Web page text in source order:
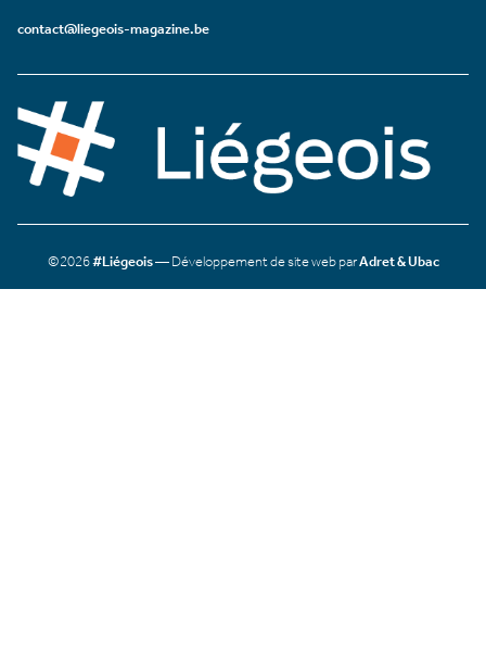
contact@liegeois-magazine.be
©2026#Liégeois— Développement de site web parAdret & Ubac